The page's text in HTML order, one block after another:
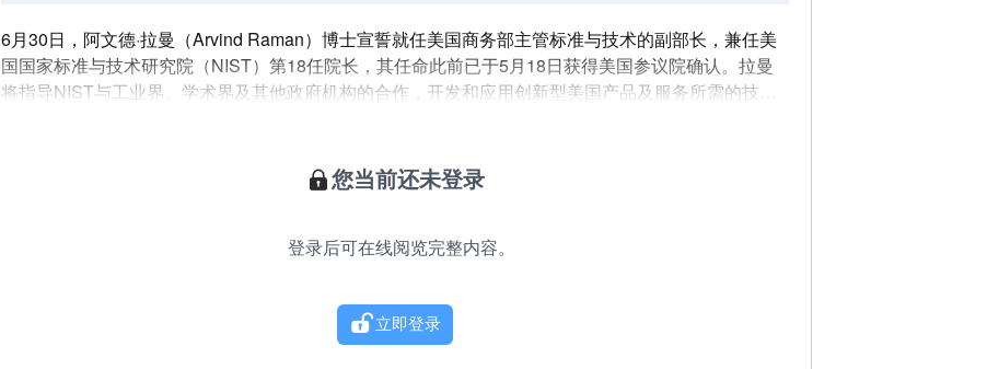
6月30日，阿文德·拉曼（Arvind Raman）博士宣誓就任美国商务部主管标准与技术的副部长，兼任美
国国家标准与技术研究院（NIST）第18任院长，其任命此前已于5月18日获得美国参议院确认。拉曼
将指导NIST与工业界、学术界及其他政府机构的合作，开发和应用创新型美国产品及服务所需的技
您当前还未登录
登录后可在线阅览完整内容。
立即登录